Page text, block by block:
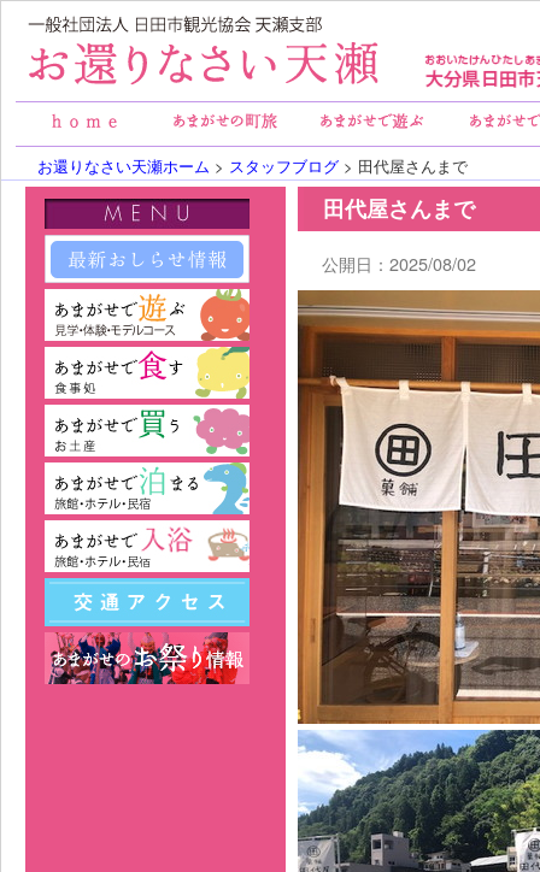
お還りなさい天瀬ホーム > スタッフブログ > 田代屋さんまで
田代屋さんまで
公開日：2025/08/02